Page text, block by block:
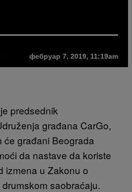
фебруар 7, 2019, 11:19am
predsednik
građana CarGo,
će građani Beograda
da nastave da koriste
izmena u Zakonu o
saobraćaju.